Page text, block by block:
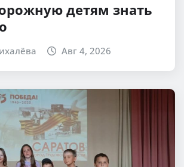
детям знать
Авг 4, 2026